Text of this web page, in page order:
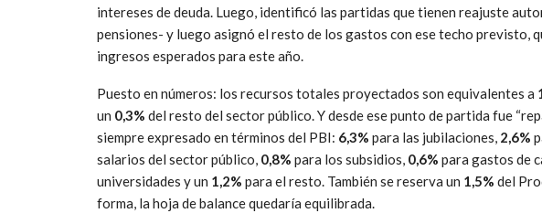
intereses de deuda. Luego, identificó las partidas que tienen reajuste
pensiones- y luego asignó el resto de los gastos con ese techo previsto,
ingresos esperados para este año.
Puesto en números: los recursos totales proyectados son equivalentes a
un 0,3% del resto del sector público. Y desde ese punto de partida fue
siempre expresado en términos del PBI: 6,3% para las jubilaciones, 2,6%
salarios del sector público, 0,8% para los subsidios, 0,6% para gastos de
universidades y un 1,2% para el resto. También se reserva un 1,5% del
forma, la hoja de balance quedaría equilibrada.